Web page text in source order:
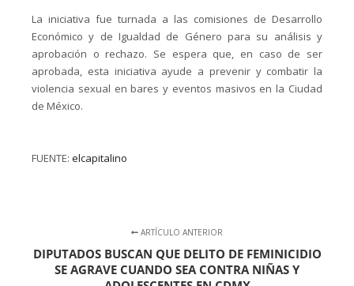
La iniciativa fue turnada a las comisiones de Desarrollo
Económico y de Igualdad de Género para su análisis y
aprobación o rechazo. Se espera que, en caso de ser
aprobada, esta iniciativa ayude a prevenir y combatir la
violencia sexual en bares y eventos masivos en la Ciudad
de México.
FUENTE: elcapitalino
ARTÍCULO ANTERIOR
DIPUTADOS BUSCAN QUE DELITO DE FEMINICIDIO
SE AGRAVE CUANDO SEA CONTRA NIÑAS Y